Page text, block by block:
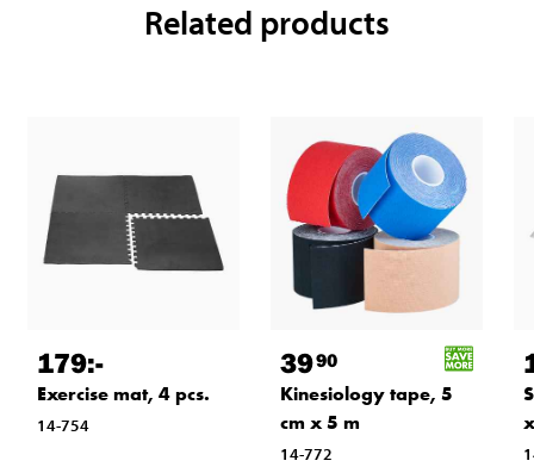
Related products
179:-
Exercise mat, 4 pcs.
14-754
3990
Kinesiology tape, 5
cm x 5 m
14-772